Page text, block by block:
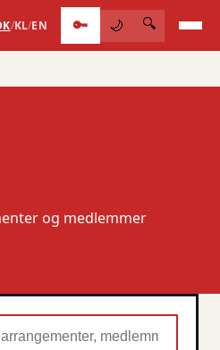
/KL/EN 🔑 🌙 🔍
og medlemmer